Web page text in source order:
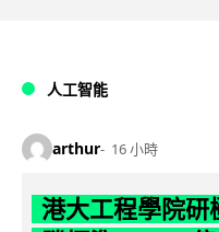
人工智能
arthur 16 小時
港大工程學院研